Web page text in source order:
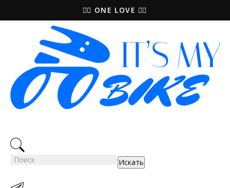
🚵‍♀️ ONE LOVE 🚴‍♀️
Искать